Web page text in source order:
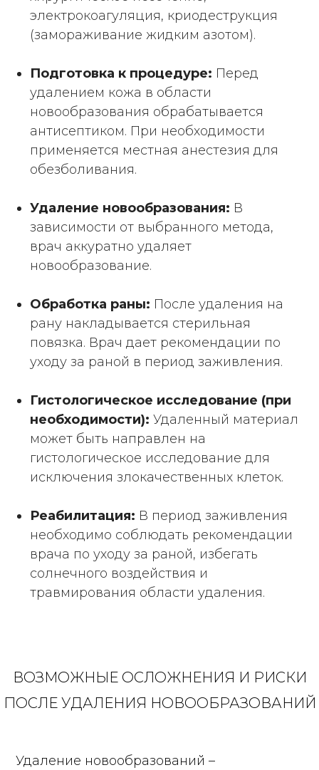
электрокоагуляция, криодеструкция
(замораживание жидким азотом).
Подготовка к процедуре: Перед
удалением кожа в области
новообразования обрабатывается
антисептиком. При необходимости
применяется местная анестезия для
обезболивания.
Удаление новообразования: В
зависимости от выбранного метода,
врач аккуратно удаляет
новообразование.
Обработка раны: После удаления на
рану накладывается стерильная
повязка. Врач дает рекомендации по
уходу за раной в период заживления.
Гистологическое исследование (при
необходимости): Удаленный материал
может быть направлен на
гистологическое исследование для
исключения злокачественных клеток.
Реабилитация: В период заживления
необходимо соблюдать рекомендации
врача по уходу за раной, избегать
солнечного воздействия и
травмирования области удаления.
ВОЗМОЖНЫЕ ОСЛОЖНЕНИЯ И РИСКИ
ПОСЛЕ УДАЛЕНИЯ НОВООБРАЗОВАНИЙ
Удаление новообразований –